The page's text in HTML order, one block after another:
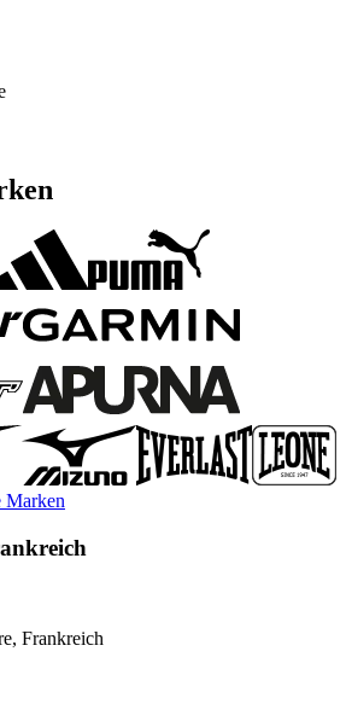
Marken
Frankreich